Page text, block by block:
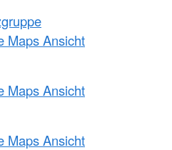
Maps Ansicht
Maps Ansicht
Maps Ansicht